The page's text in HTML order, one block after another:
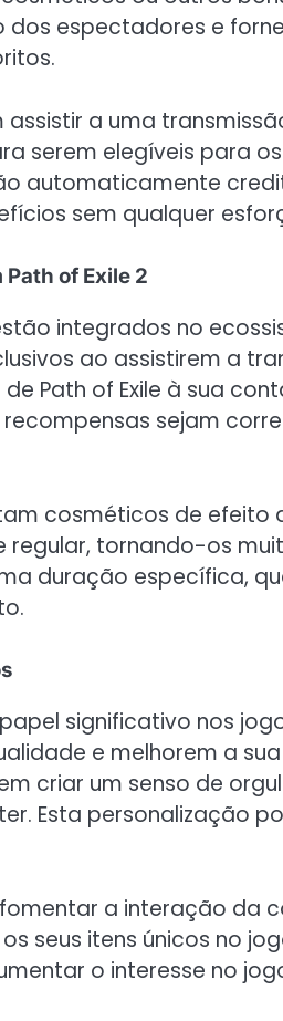
dos espectadores e
a uma
serem elegíveis para os
automaticamente
sem qualquer
of Exile 2
integrados no
ao assistirem a
Path of Exile à sua
sejam
cosméticos de efeito
tornando-os
duração específica,
significativo nos
e melhorem a
criar um senso de
Esta personalização
a interação da
seus itens únicos no
o interesse no